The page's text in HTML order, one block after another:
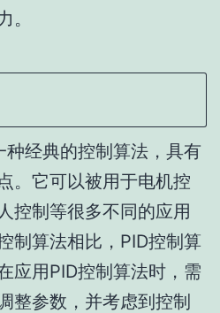
。
种经典的控制算法，具有
。它可以被用于电机控
控制等很多不同的应用
制算法相比，PID控制算
应用PID控制算法时，需
整参数，并考虑到控制